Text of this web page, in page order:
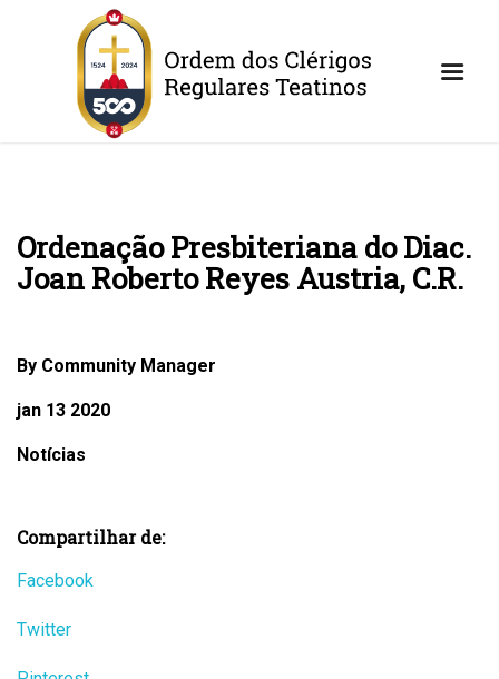
Ordenação Presbiteriana do Diac.
Joan Roberto Reyes Austria, C.R.
By Community Manager
jan 13 2020
Notícias
Compartilhar de:
Facebook
Twitter